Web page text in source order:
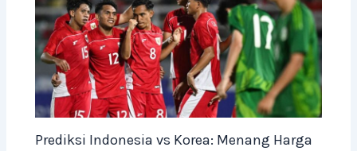
Prediksi Indonesia vs Korea: Menang Harga